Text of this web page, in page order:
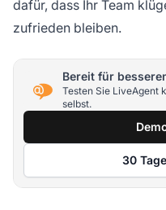
dafür, dass Ihr Team
zufrieden bleiben.
Bereit für
Testen Sie LiveAgent
selbst.
30